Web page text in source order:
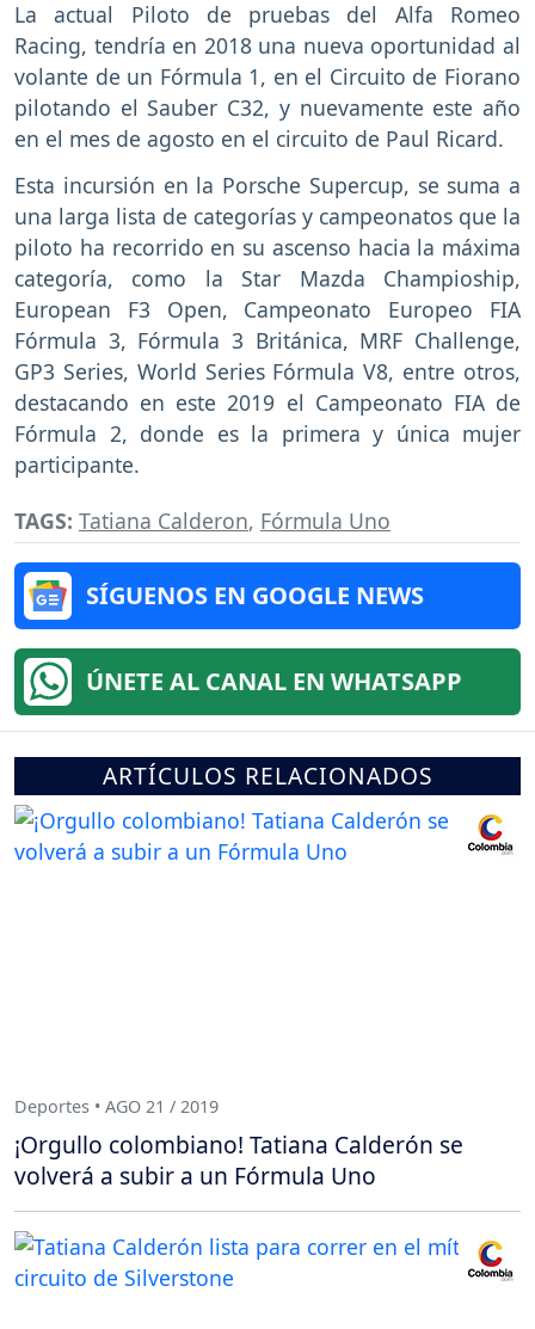
La actual Piloto de pruebas del Alfa Romeo
Racing, tendría en 2018 una nueva oportunidad al
volante de un Fórmula 1, en el Circuito de Fiorano
pilotando el Sauber C32, y nuevamente este año
en el mes de agosto en el circuito de Paul Ricard.
Esta incursión en la Porsche Supercup, se suma a
una larga lista de categorías y campeonatos que la
piloto ha recorrido en su ascenso hacia la máxima
categoría, como la Star Mazda Champioship,
European F3 Open, Campeonato Europeo FIA
Fórmula 3, Fórmula 3 Británica, MRF Challenge,
GP3 Series, World Series Fórmula V8, entre otros,
destacando en este 2019 el Campeonato FIA de
Fórmula 2, donde es la primera y única mujer
participante.
TAGS: Tatiana Calderon, Fórmula Uno
SÍGUENOS EN GOOGLE NEWS
ÚNETE AL CANAL EN WHATSAPP
ARTÍCULOS RELACIONADOS
Deportes • AGO 21 / 2019
¡Orgullo colombiano! Tatiana Calderón se
volverá a subir a un Fórmula Uno